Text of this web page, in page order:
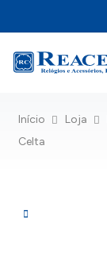
Início Loja
Celta